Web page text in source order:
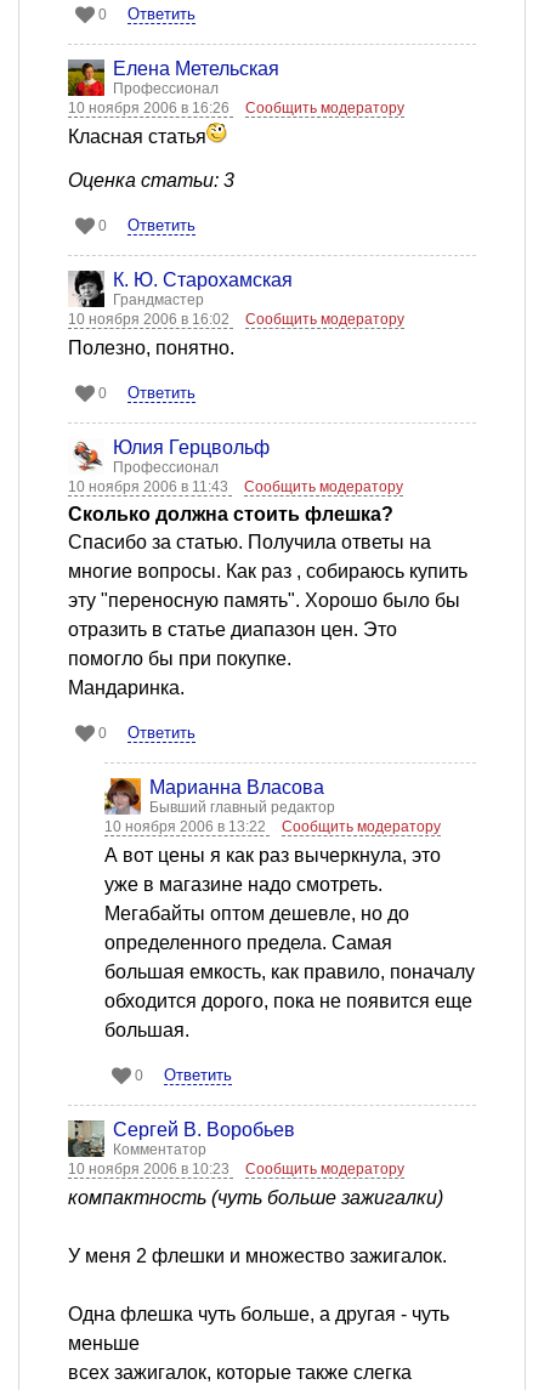
0 Ответить
Елена Метельская
Профессионал
10 ноября 2006 в 16:26
Сообщить модератору
Класная статья
Оценка статьи: 3
0 Ответить
К. Ю. Старохамская
Грандмастер
10 ноября 2006 в 16:02
Сообщить модератору
Полезно, понятно.
0 Ответить
Юлия Герцвольф
Профессионал
10 ноября 2006 в 11:43
Сообщить модератору
Сколько должна стоить флешка?
Спасибо за статью. Получила ответы на
многие вопросы. Как раз , собираюсь купить
эту "переносную память". Хорошо было бы
отразить в статье диапазон цен. Это
помогло бы при покупке.
Мандаринка.
0 Ответить
Марианна Власова
Бывший главный редактор
10 ноября 2006 в 13:22
Сообщить модератору
А вот цены я как раз вычеркнула, это
уже в магазине надо смотреть.
Мегабайты оптом дешевле, но до
определенного предела. Самая
большая емкость, как правило, поначалу
обходится дорого, пока не появится еще
большая.
0 Ответить
Сергей В. Воробьев
Комментатор
10 ноября 2006 в 10:23
Сообщить модератору
компактность (чуть больше зажигалки)
У меня 2 флешки и множество зажигалок.
Одна флешка чуть больше, а другая - чуть
меньше
всех зажигалок, которые также слегка